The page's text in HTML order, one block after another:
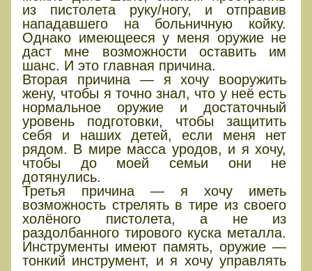
из пистолета руку/ногу, и отправив
нападавшего на больничную койку.
Однако имеющееся у меня оружие не
даст мне возможности оставить им
шанс. И это главная причина.
Вторая причина — я хочу вооружить
жену, чтобы я точно знал, что у неё есть
нормальное оружие и достаточный
уровень подготовки, чтобы защитить
себя и наших детей, если меня нет
рядом. В мире масса уродов, и я хочу,
чтобы до моей семьи они не
дотянулись.
Третья причина — я хочу иметь
возможность стрелять в тире из своего
холёного пистолета, а не из
раздолбанного тирового куска металла.
Инструменты имеют память, оружие —
тонкий инструмент, и я хочу управлять